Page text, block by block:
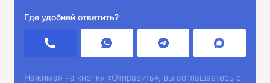
Где удобней ответить?
Нажимая на кнопку «Отправить», вы соглашаетесь с